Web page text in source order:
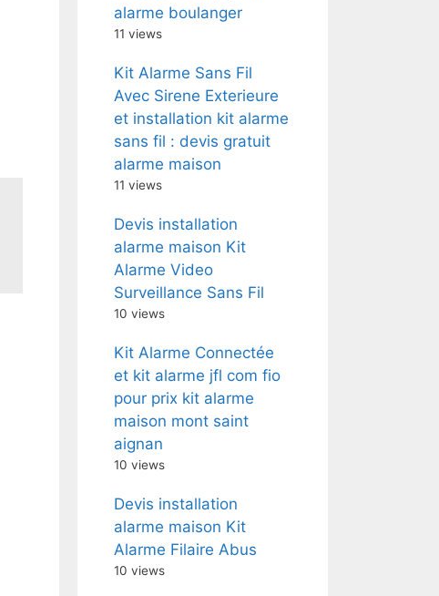
alarme boulanger
11 views
Kit Alarme Sans Fil
Avec Sirene Exterieure
et installation kit alarme
sans fil : devis gratuit
alarme maison
11 views
Devis installation
alarme maison Kit
Alarme Video
Surveillance Sans Fil
10 views
Kit Alarme Connectée
et kit alarme jfl com fio
pour prix kit alarme
maison mont saint
aignan
10 views
Devis installation
alarme maison Kit
Alarme Filaire Abus
10 views